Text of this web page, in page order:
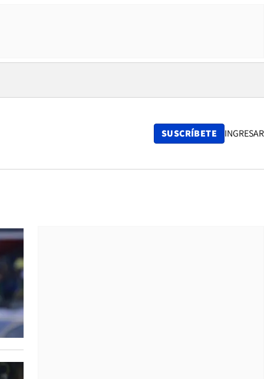
SUSCRÍBETE INGRESAR